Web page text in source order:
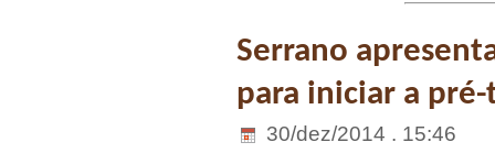
Serrano
para iniciar a
30/dez/2014 . 15:46